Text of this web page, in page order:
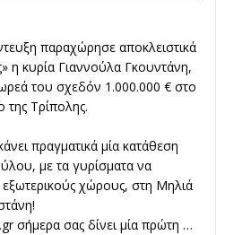
παραχώρησε αποκλειστικά
η κυρία Γιαννούλα Γκουντάνη,
του σχεδόν 1.000.000 € στο
Τρίπολης.
πραγματικά μία κατάθεση
με τα γυρίσματα να
εξωτερικούς χώρους, στη Μηλιά
σήμερα σας δίνει μία πρώτη …